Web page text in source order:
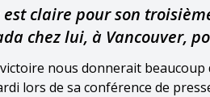
claire pour son
chez lui, à Vancouver,
nous donnerait
lors de sa conférence de